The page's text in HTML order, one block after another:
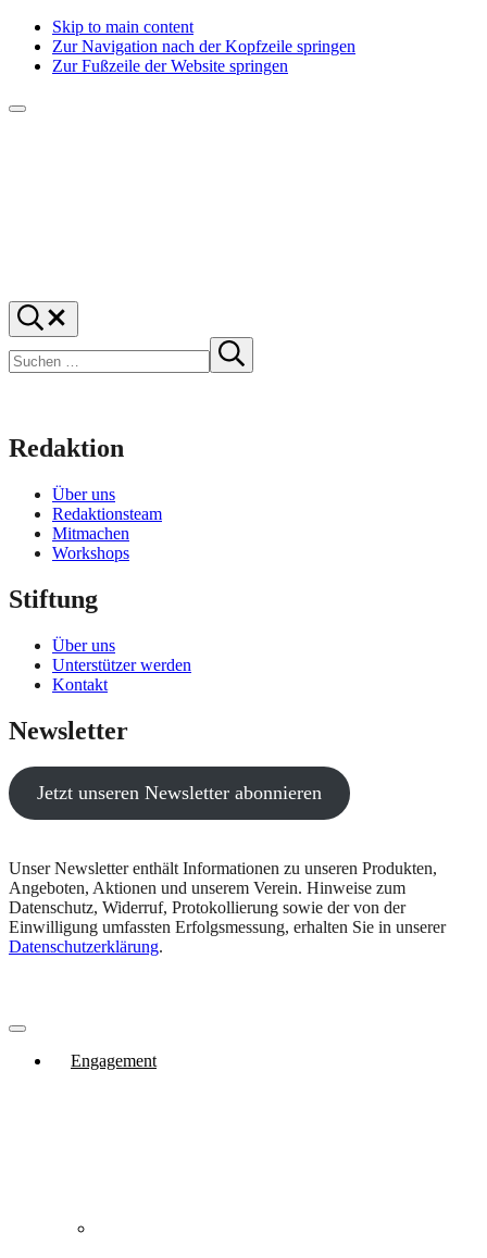
Skip to main content
Zur Navigation nach der Kopfzeile springen
Zur Fußzeile der Website springen
Menü
f1rstlife
Und
was
denkst
du?
Suchen
…
Suche
starten
Redaktion
Über uns
Redaktionsteam
Mitmachen
Workshops
Stiftung
Über uns
Unterstützer werden
Kontakt
Newsletter
Jetzt unseren Newsletter abonnieren
Unser Newsletter enthält Informationen zu unseren Produkten,
Angeboten, Aktionen und unserem Verein. Hinweise zum
Datenschutz, Widerruf, Protokollierung sowie der von der
Einwilligung umfassten Erfolgsmessung, erhalten Sie in unserer
Datenschutzerklärung.
Engagement